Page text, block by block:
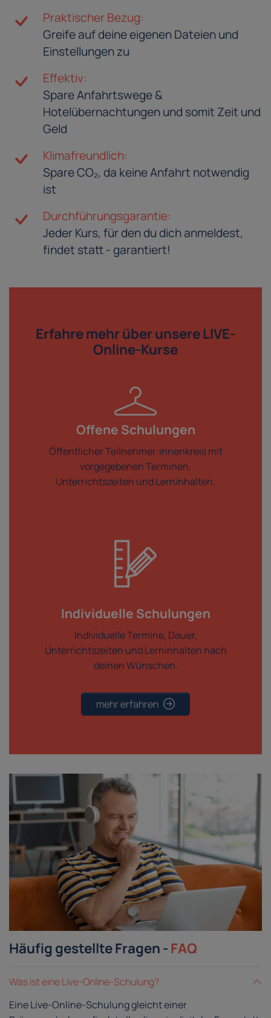
Praktischer Bezug:
Greife auf deine eigenen Dateien und
Einstellungen zu
Effektiv:
Spare Anfahrtswege &
Hotelübernachtungen und somit Zeit und
Geld
Klimafreundlich:
Spare CO₂, da keine Anfahrt notwendig
ist
Durchführungsgarantie:
Jeder Kurs, für den du dich anmeldest,
findet statt - garantiert!
Erfahre mehr überunsere LIVE-
Online-Kurse
Offene Schulungen
Öffentlicher Teilnehmer:innenkreis mit
vorgegebenen Terminen,
Unterrichtszeiten und Lerninhalten.
Individuelle Schulungen
Individuelle Termine, Dauer,
Unterrichtszeiten und Lerninhalten nach
deinen Wünschen.
mehr erfahren
Häufig gestellte Fragen -FAQ
Was ist eine Live-Online-Schulung?
Eine Live-Online-Schulung gleicht einer